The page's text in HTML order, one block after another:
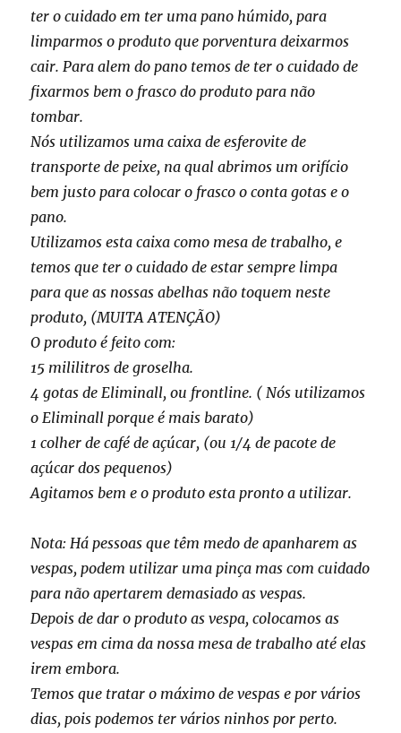
ter o cuidado em ter uma pano húmido, para
limparmos o produto que porventura deixarmos
cair. Para alem do pano temos de ter o cuidado de
fixarmos bem o frasco do produto para não
tombar.
Nós utilizamos uma caixa de esferovite de
transporte de peixe, na qual abrimos um orifício
bem justo para colocar o frasco o conta gotas e o
pano.
Utilizamos esta caixa como mesa de trabalho, e
temos que ter o cuidado de estar sempre limpa
para que as nossas abelhas não toquem neste
produto, (MUITA ATENÇÃO)
O produto é feito com:
15 mililitros de groselha.
4 gotas de Eliminall, ou frontline. ( Nós utilizamos
o Eliminall porque é mais barato)
1 colher de café de açúcar, (ou 1/4 de pacote de
açúcar dos pequenos)
Agitamos bem e o produto esta pronto a utilizar.
Nota: Há pessoas que têm medo de apanharem as
vespas, podem utilizar uma pinça mas com cuidado
para não apertarem demasiado as vespas.
Depois de dar o produto as vespa, colocamos as
vespas em cima da nossa mesa de trabalho até elas
irem embora.
Temos que tratar o máximo de vespas e por vários
dias, pois podemos ter vários ninhos por perto.